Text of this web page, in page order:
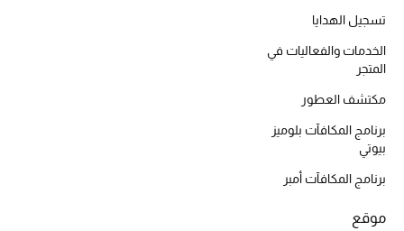
تسجيل الهدايا
الخدمات والفعاليات في
المتجر
مكتشف العطور
برنامج المكافآت بلوميز
بيوتي
برنامج المكافآت أمبر
موقع